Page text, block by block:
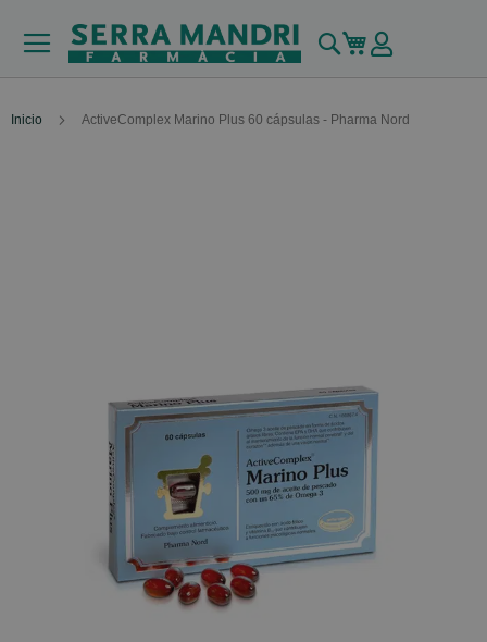
Buscar
Mi carrito
Inicio ActiveComplex Marino Plus 60 cápsulas - Pharma Nord